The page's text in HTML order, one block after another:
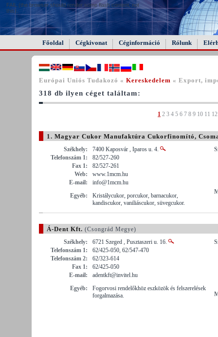
FAIL (the browser should render some flash content, not
this).
Főoldal Cégkivonat Céginformáció Rólunk
Európai Uniós Tudakozó « Kereskedelem « Export,
318 db ilyen céget találtam:
1 2 3 4 5 6 7 8 9 10 11 12
1. Magyar Cukor Manufaktúra Cukorfinomító,
Székhely:
7400 Kaposvár , Iparos u. 4.
Telefonszám 1:
82/527-260
Fax 1:
82/527-261
Web:
www.1mcm.hu
E-mail:
info@1mcm.hu
Egyéb:
Kristálycukor, porcukor, barnacukor,
kandiscukor, vaniliáscukor, süvegcukor.
Á-Dent Kft. (Csongrád Megye)
Székhely:
6721 Szeged , Pusztaszeri u. 16.
Telefonszám 1:
62/425-050, 62/547-470
Telefonszám 2:
62/323-614
Fax 1:
62/425-050
E-mail:
adentkft@invitel.hu
Egyéb:
Fogorvosi rendelőkhöz eszközök és felszerelések
forgalmazása.